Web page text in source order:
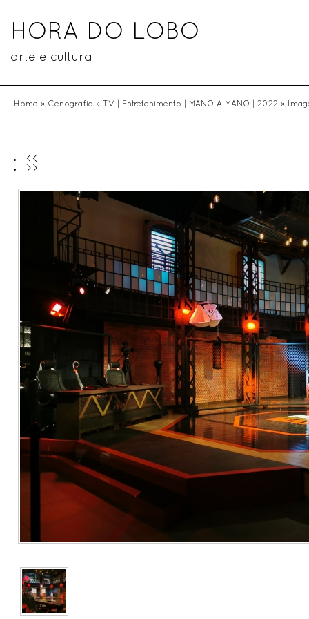
HORA DO LOBO
arte e cultura
Home » Cenografia » TV | Entretenimento | MANO A MANO | 2022 »
<<
>>